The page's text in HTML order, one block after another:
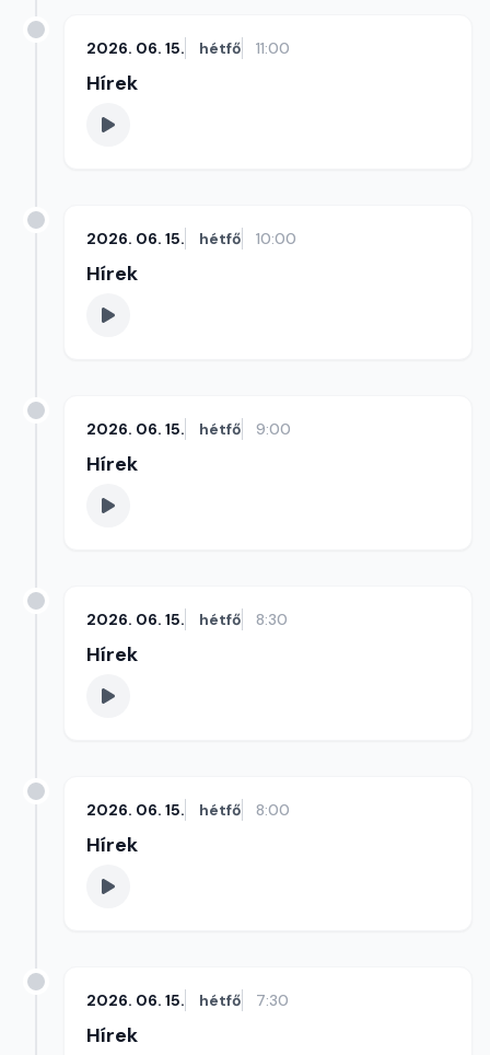
2026. 06. 15. hétfő 11:00
Hírek
2026. 06. 15. hétfő 10:00
Hírek
2026. 06. 15. hétfő 9:00
Hírek
2026. 06. 15. hétfő 8:30
Hírek
2026. 06. 15. hétfő 8:00
Hírek
2026. 06. 15. hétfő 7:30
Hírek